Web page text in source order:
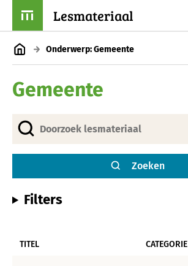
Lesmateriaal
Onderwerp: Gemeente
Gemeente
Zoeken
Filters
TITEL CATEGORIE